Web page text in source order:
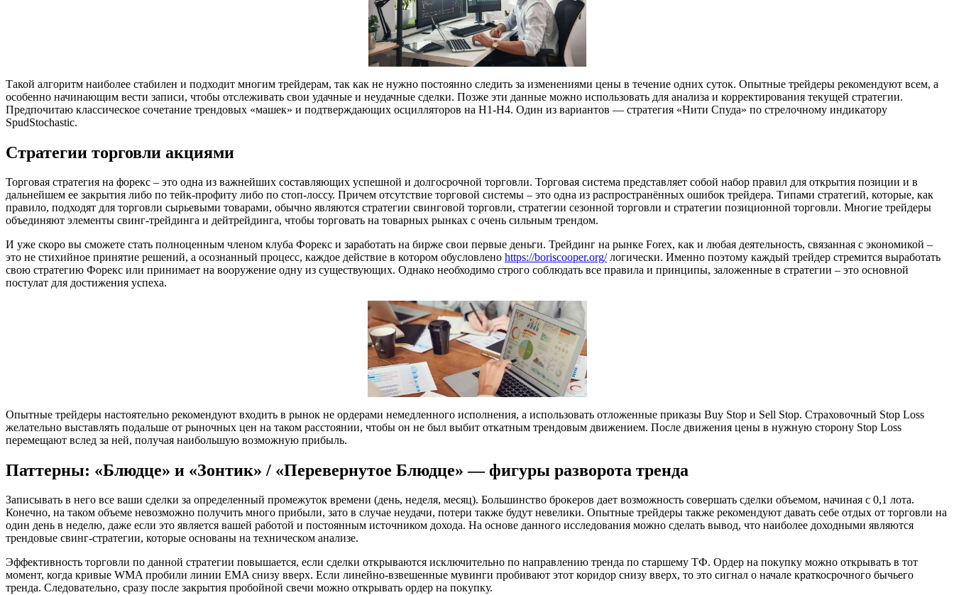
Такой алгоритм наиболее стабилен и подходит многим трейдерам, так как не нужно постоянно следить за изменениями цены в течение одних суток. Опытные трейдеры рекомендуют всем, а
особенно начинающим вести записи, чтобы отслеживать свои удачные и неудачные сделки. Позже эти данные можно использовать для анализа и корректирования текущей стратегии.
Предпочитаю классическое сочетание трендовых «машек» и подтверждающих осцилляторов на Н1-Н4. Один из вариантов — стратегия «Нити Спуда» по стрелочному индикатору
SpudStochastic.
Стратегии торговли акциями
Торговая стратегия на форекс – это одна из важнейших составляющих успешной и долгосрочной торговли. Торговая система представляет собой набор правил для открытия позиции и в
дальнейшем ее закрытия либо по тейк-профиту либо по стоп-лоссу. Причем отсутствие торговой системы – это одна из распространённых ошибок трейдера. Типами стратегий, которые, как
правило, подходят для торговли сырьевыми товарами, обычно являются стратегии свинговой торговли, стратегии сезонной торговли и стратегии позиционной торговли. Многие трейдеры
объединяют элементы свинг-трейдинга и дейтрейдинга, чтобы торговать на товарных рынках с очень сильным трендом.
И уже скоро вы сможете стать полноценным членом клуба Форекс и заработать на бирже свои первые деньги. Трейдинг на рынке Forex, как и любая деятельность, связанная с экономикой –
это не стихийное принятие решений, а осознанный процесс, каждое действие в котором обусловлено https://boriscooper.org/логически. Именно поэтому каждый трейдер стремится выработать
свою стратегию Форекс или принимает на вооружение одну из существующих. Однако необходимо строго соблюдать все правила и принципы, заложенные в стратегии – это основной
постулат для достижения успеха.
Опытные трейдеры настоятельно рекомендуют входить в рынок не ордерами немедленного исполнения, а использовать отложенные приказы Buy Stop и Sell Stop. Страховочный Stop Loss
желательно выставлять подальше от рыночных цен на таком расстоянии, чтобы он не был выбит откатным трендовым движением. После движения цены в нужную сторону Stop Loss
перемещают вслед за ней, получая наибольшую возможную прибыль.
Паттерны: «Блюдце» и «Зонтик» / «Перевернутое Блюдце» — фигуры разворота тренда
Записывать в него все ваши сделки за определенный промежуток времени (день, неделя, месяц). Большинство брокеров дает возможность совершать сделки объемом, начиная с 0,1 лота.
Конечно, на таком объеме невозможно получить много прибыли, зато в случае неудачи, потери также будут невелики. Опытные трейдеры также рекомендуют давать себе отдых от торговли на
один день в неделю, даже если это является вашей работой и постоянным источником дохода. На основе данного исследования можно сделать вывод, что наиболее доходными являются
трендовые свинг-стратегии, которые основаны на техническом анализе.
Эффективность торговли по данной стратегии повышается, если сделки открываются исключительно по направлению тренда по старшему ТФ. Ордер на покупку можно открывать в тот
момент, когда кривые WMA пробили линии EMA снизу вверх. Если линейно-взвешенные мувинги пробивают этот коридор снизу вверх, то это сигнал о начале краткосрочного бычьего
тренда. Следовательно, сразу после закрытия пробойной свечи можно открывать ордер на покупку.